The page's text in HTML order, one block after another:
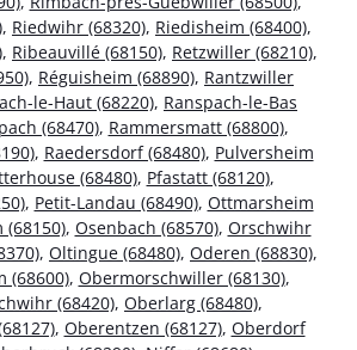
, Riedwihr (68320), Riedisheim (68400),
, Ribeauvillé (68150), Retzwiller (68210),
, Réguisheim (68890), Rantzwiller
le-Haut (68220), Ranspach-le-Bas
(68470), Rammersmatt (68800),
, Raedersdorf (68480), Pulversheim
(68480), Pfastatt (68120),
, Petit-Landau (68490), Ottmarsheim
(68150), Osenbach (68570), Orschwihr
, Oltingue (68480), Oderen (68830),
(68600), Obermorschwiller (68130),
(68420), Oberlarg (68480),
, Oberentzen (68127), Oberdorf